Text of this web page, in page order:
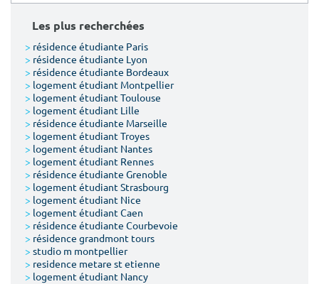
Les plus recherchées
> résidence étudiante Paris
> résidence étudiante Lyon
> résidence étudiante Bordeaux
> logement étudiant Montpellier
> logement étudiant Toulouse
> logement étudiant Lille
> résidence étudiante Marseille
> logement étudiant Troyes
> logement étudiant Nantes
> logement étudiant Rennes
> résidence étudiante Grenoble
> logement étudiant Strasbourg
> logement étudiant Nice
> logement étudiant Caen
> résidence étudiante Courbevoie
> résidence grandmont tours
> studio m montpellier
> residence metare st etienne
> logement étudiant Nancy